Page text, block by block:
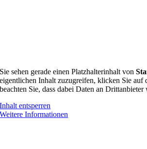
Sie sehen gerade einen Platzhalterinhalt von
eigentlichen Inhalt zuzugreifen, klicken Sie auf
beachten Sie, dass dabei Daten an Drittanbieter
Inhalt entsperren
Weitere Informationen